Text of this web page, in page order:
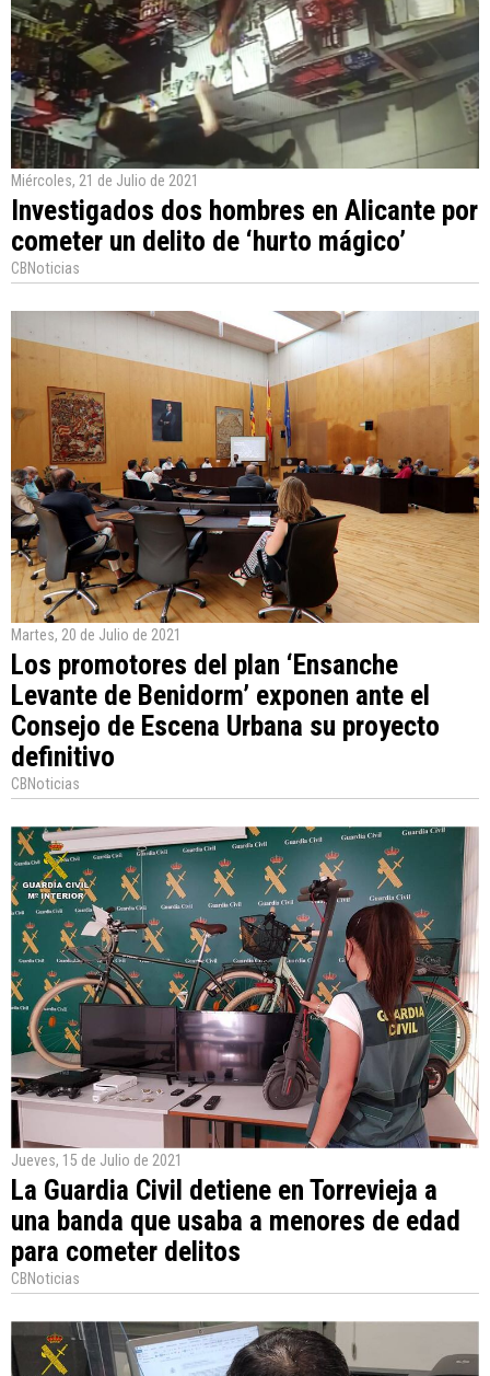
Miércoles, 21 de Julio de 2021
Investigados dos hombres en Alicante por
cometer un delito de ‘hurto mágico’
CBNoticias
Martes, 20 de Julio de 2021
Los promotores del plan ‘Ensanche
Levante de Benidorm’ exponen ante el
Consejo de Escena Urbana su proyecto
definitivo
CBNoticias
Jueves, 15 de Julio de 2021
La Guardia Civil detiene en Torrevieja a
una banda que usaba a menores de edad
para cometer delitos
CBNoticias